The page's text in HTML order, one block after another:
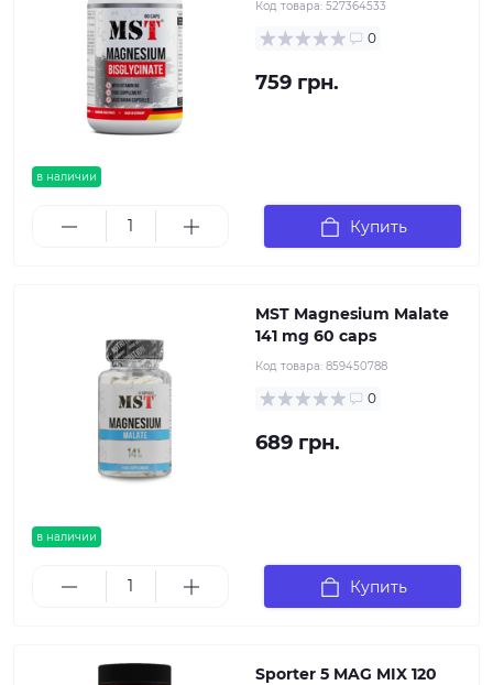
в наличии
Код товара: 527364533
0
759 грн.
Купить
в наличии
MST Magnesium Malate
141 mg 60 caps
Код товара: 859450788
0
689 грн.
Купить
Sporter 5 MAG MIX 120